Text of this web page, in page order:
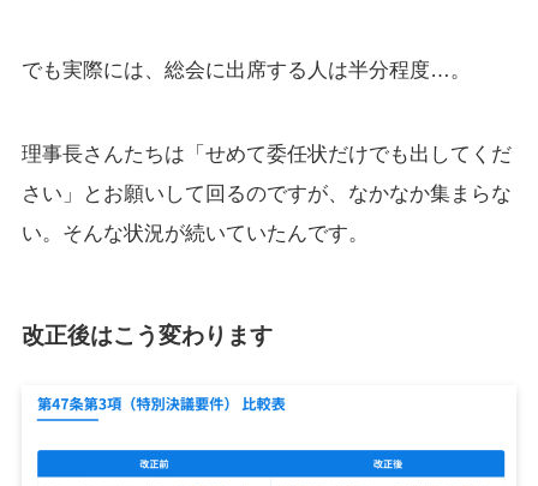
でも実際には、総会に出席する人は半分程度…。
理事長さんたちは「せめて委任状だけでも出してくだ
さい」とお願いして回るのですが、なかなか集まらな
い。そんな状況が続いていたんです。
改正後はこう変わります